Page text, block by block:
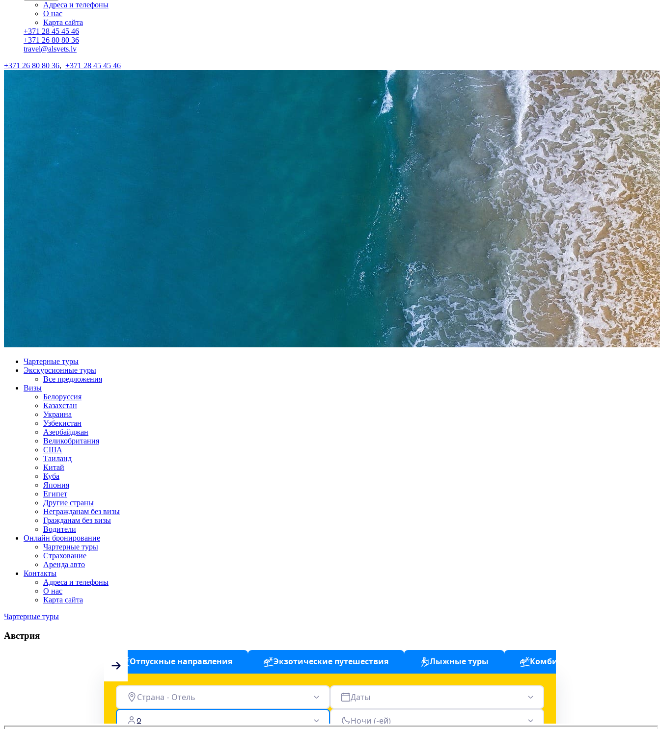
Адреса и телефоны
О нас
Карта сайта
+371 28 45 45 46
+371 26 80 80 36
travel@alsvets.lv
+371 26 80 80 36, +371 28 45 45 46
Чартерные туры
Экскурсионные туры
Все предложения
Визы
Белоруссия
Казахстан
Украина
Узбекистан
Азербайджан
Великобритания
США
Таиланд
Китай
Куба
Япония
Египет
Другие страны
Негражданам без визы
Гражданам без визы
Водители
Онлайн бронирование
Чартерные туры
Страхование
Аренда авто
Контакты
Адреса и телефоны
О нас
Карта сайта
Чартерные туры
Австрия